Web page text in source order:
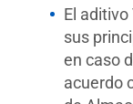
El aditivo
sus
en caso
acuerdo